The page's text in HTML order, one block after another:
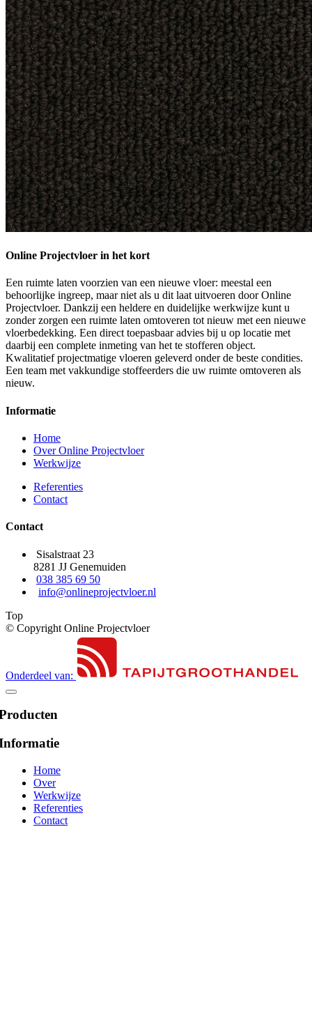
Online Projectvloer in het kort
Een ruimte laten voorzien van een nieuwe vloer: meestal een
behoorlijke ingreep, maar niet als u dit laat uitvoeren door Online
Projectvloer. Dankzij een heldere en duidelijke werkwijze kunt u
zonder zorgen een ruimte laten omtoveren tot nieuw met een nieuwe
vloerbedekking. Een direct toepasbaar advies bij u op locatie met
daarbij een complete inmeting van het te stofferen object.
Kwalitatief projectmatige vloeren geleverd onder de beste condities.
Een team met vakkundige stoffeerders die uw ruimte omtoveren als
nieuw.
Informatie
Home
Over Online Projectvloer
Werkwijze
Referenties
Contact
Contact
Sisalstraat 23
8281 JJ Genemuiden
038 385 69 50
info@onlineprojectvloer.nl
Top
© Copyright Online Projectvloer
Onderdeel van:
Home
Over
Werkwijze
Referenties
Contact